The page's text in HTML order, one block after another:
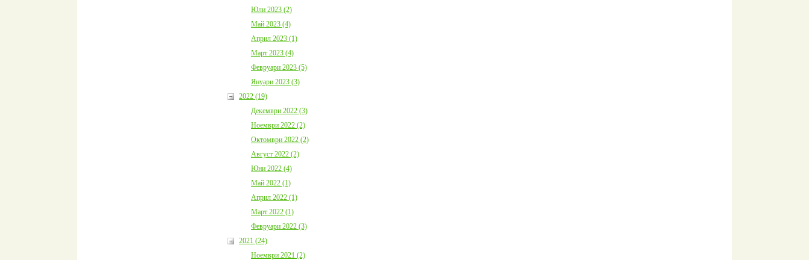
Юли 2023 (2)
Май 2023 (4)
Април 2023 (1)
Март 2023 (4)
Февруари 2023 (5)
Януари 2023 (3)
2022 (19)
Декември 2022 (3)
Ноември 2022 (2)
Октомври 2022 (2)
Август 2022 (2)
Юни 2022 (4)
Май 2022 (1)
Април 2022 (1)
Март 2022 (1)
Февруари 2022 (3)
2021 (24)
Ноември 2021 (2)